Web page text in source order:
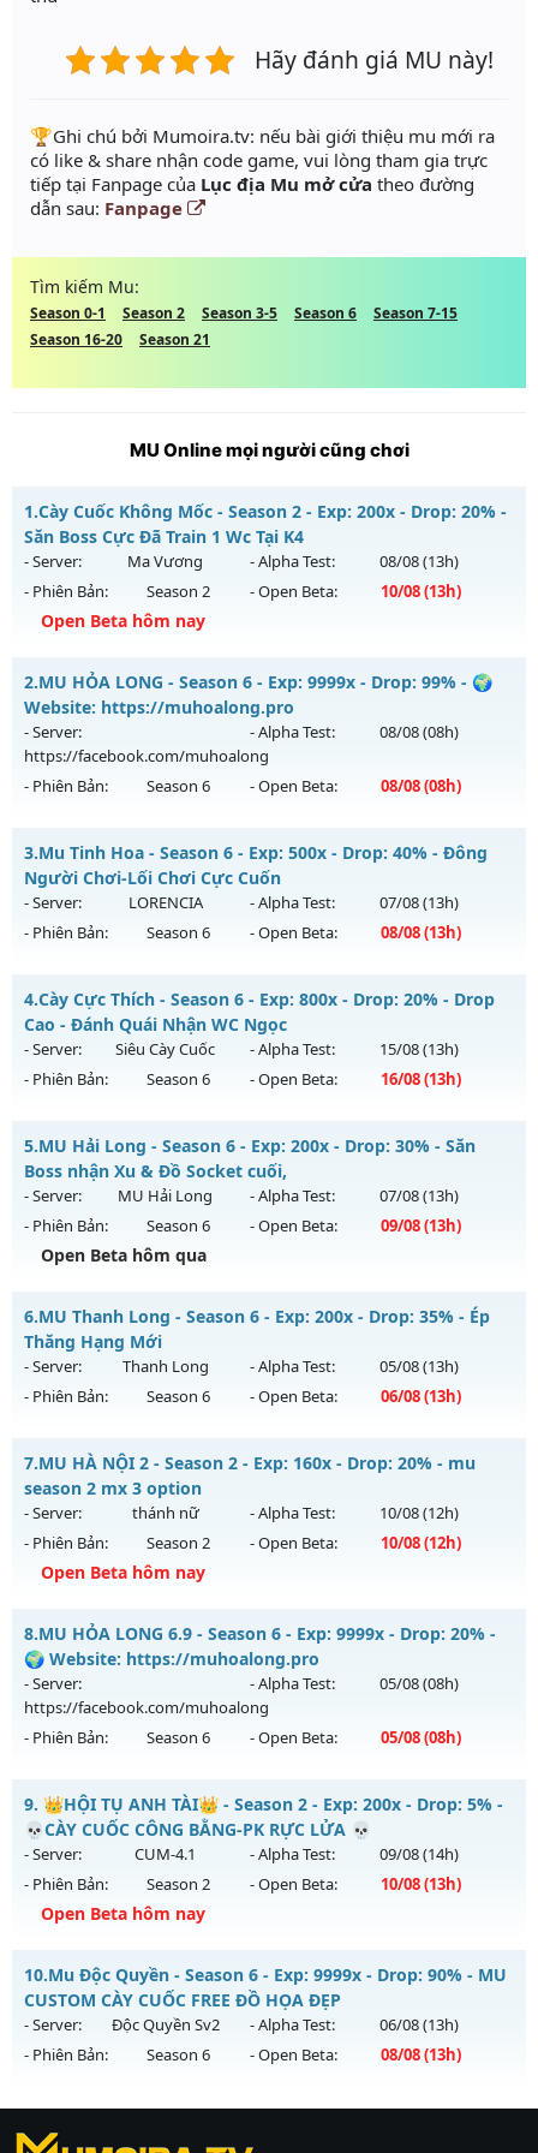
Hãy đánh giá MU này!
️🏆Ghi chú bởi Mumoira.tv: nếu bài giới thiệu mu mới ra
có like & share nhận code game, vui lòng tham gia trực
tiếp tại Fanpage của Lục địa Mu mở cửa theo đường
dẫn sau: Fanpage
Tìm kiếm Mu:
Season 0-1 Season 2 Season 3-5 Season 6
Season 7-15
Season 16-20
Season 21
MU Online mọi người cũng chơi
1.Cày Cuốc Không Mốc - Season 2 - Exp: 200x - Drop: 20% -
Săn Boss Cực Đã Train 1 Wc Tại K4
- Server: Ma Vương - Alpha Test: 08/08(13h)
- Phiên Bản:
Season 2 - Open Beta: 10/08(13h)
Open Beta hôm nay
Cày Cuốc Không Mốc - Săn Boss Cực Đã Train 1 Wc Tại K4
Mu mới ra tháng 08 2026 - Mở máy chủ
ngày 10/08/2626
Exp: 200x - Drop: 20%
Antihack: GameGuard
2.MU HỎA LONG - Season 6 - Exp: 9999x - Drop: 99% - 🌍
Website: https://muhoalong.pro
- Server:
https://facebook.com/muhoalong
- Alpha Test: 08/08(08h)
- Phiên Bản: Season 6 - Open Beta: 08/08(08h)
MU HỎA LONG - 🌍 Website: https://muhoalong.pro
Mu mới ra tháng 08 2026 - Mở máy chủ
https://facebook.com/muhoalongvào 08h ngày
08/08/2626
Kiểu reset: Non Reset
Thể loại: Mu Nguyên bản Webzen
Antihack: XShield
3.Mu Tinh Hoa - Season 6 - Exp: 500x - Drop: 40% - Đông
Người Chơi-Lối Chơi Cực Cuốn
- Server: LORENCIA - Alpha Test: 07/08(13h)
- Phiên Bản:
Season 6 - Open Beta: 08/08(13h)
Mu Tinh Hoa - Đông Người Chơi-Lối Chơi Cực Cuốn
Mu mới ra tháng 08 2026 - Mở máy chủ
ngày 08/08/2626
Exp: 500x - Drop: 40%
Thể loại: Mu Nguyên bản Webzen
Antihack: Anti Vip
4.Cày Cực Thích - Season 6 - Exp: 800x - Drop: 20% - Drop
Cao - Đánh Quái Nhận WC Ngọc
- Server: Siêu Cày Cuốc - Alpha Test: 15/08(13h)
- Phiên Bản:
Season 6 - Open Beta: 16/08(13h)
Cày Cực Thích - Drop Cao - Đánh Quái Nhận WC Ngọc
Mu mới ra tháng 08 2026 - Mở máy chủ
13h ngày 16/08/2626
Exp: 800x - Drop: 20%
Kiểu reset: Reset In Game
Antihack: BDC
5.MU Hải Long - Season 6 - Exp: 200x - Drop: 30% - Săn
Boss nhận Xu & Đồ Socket cuối,
- Server: MU Hải Long - Alpha Test: 07/08(13h)
- Phiên Bản:
Season 6 - Open Beta: 09/08(13h)
Open Beta hôm qua
MU Hải Long - Săn Boss nhận Xu & Đồ Socket cuối,
Mu mới ra tháng 08 2026 - Mở máy chủ
13h ngày 09/08/2626
Exp: 200x - Drop: 30%
Thể loại: Mu Nguyên bản Webzen
Antihack: VietGuard
6.MU Thanh Long - Season 6 - Exp: 200x - Drop: 35% - Ép
Thăng Hạng Mới
- Server: Thanh Long - Alpha Test: 05/08(13h)
- Phiên Bản:
Season 6 - Open Beta: 06/08(13h)
MU Thanh Long - Ép Thăng Hạng Mới
Mu mới ra tháng 08 2026 - Mở máy chủ
13h ngày 06/08/2626
Exp: 200x - Drop: 35%
Kiểu reset: Reset In Game
Thể loại: Mu Custom thêm đồ mới
Antihack: CheatGuard
7.MU HÀ NỘI 2 - Season 2 - Exp: 160x - Drop: 20% - mu
season 2 mx 3 option
- Server: thánh nữ - Alpha Test: 10/08(12h)
- Phiên Bản:
Season 2 - Open Beta: 10/08(12h)
Open Beta hôm nay
MU HÀ NỘI 2 - mu season 2 mx 3 option
Mu mới ra tháng 08 2026 - Mở máy chủ
ngày 10/08/2626
Exp: 160x - Drop: 20%
Thể loại: Mu Nguyên bản Webzen
Antihack: IGMU.DEV
8.MU HỎA LONG 6.9 - Season 6 - Exp: 9999x - Drop: 20% -
🌍 Website: https://muhoalong.pro
- Server:
https://facebook.com/muhoalong
- Alpha Test: 05/08(08h)
- Phiên Bản: Season 6 - Open Beta: 05/08(08h)
MU HỎA LONG 6.9 - 🌍 Website: https://muhoalong.pro
Mu mới ra tháng 08 2026 - Mở máy chủ
https://facebook.com/muhoalongvào 08h ngày
05/08/2626
Exp: 9999x - Drop: 20%
Thể loại: Mu Nguyên bản Webzen
Antihack: XShield
9. 👑HỘI TỤ ANH TÀI👑 - Season 2 - Exp: 200x - Drop: 5% -
💀CÀY CUỐC CÔNG BẰNG-PK RỰC LỬA 💀
- Server: CUM-4.1 - Alpha Test: 09/08(14h)
- Phiên Bản:
Season 2 - Open Beta: 10/08(13h)
Open Beta hôm nay
👑HỘI TỤ ANH TÀI👑 - 💀CÀY CUỐC CÔNG BẰNG-PK RỰC
LỬA 💀
Mu mới ra tháng 08 2026 - Mở máy chủ
CUM-4.1vào 13h
ngày 10/08/2626
10.Mu Độc Quyền - Season 6 - Exp: 9999x - Drop: 90% - MU
CUSTOM CÀY CUỐC FREE ĐỒ HỌA ĐẸP
- Server: Độc Quyền Sv2 - Alpha Test: 06/08(13h)
- Phiên Bản:
Season 6 - Open Beta: 08/08(13h)
Mu Độc Quyền - MU CUSTOM CÀY CUỐC FREE ĐỒ HỌA ĐẸP
Mu mới ra tháng 08 2026 - Mở máy chủ
https://ktdb.net/ |789club